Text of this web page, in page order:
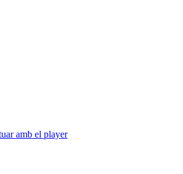
amb el player